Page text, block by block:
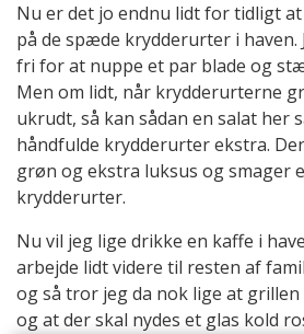
Nu er det jo endnu lidt for tidligt
på de spæde krydderurter i haven.
fri for at nuppe et par blade og
Men om lidt, når krydderurterne
ukrudt, så kan sådan en salat her
håndfulde krydderurter ekstra.
grøn og ekstra luksus og smager
krydderurter.
Nu vil jeg lige drikke en kaffe i
arbejde lidt videre til resten af
og så tror jeg da nok lige at
og at der skal nydes et glas kold